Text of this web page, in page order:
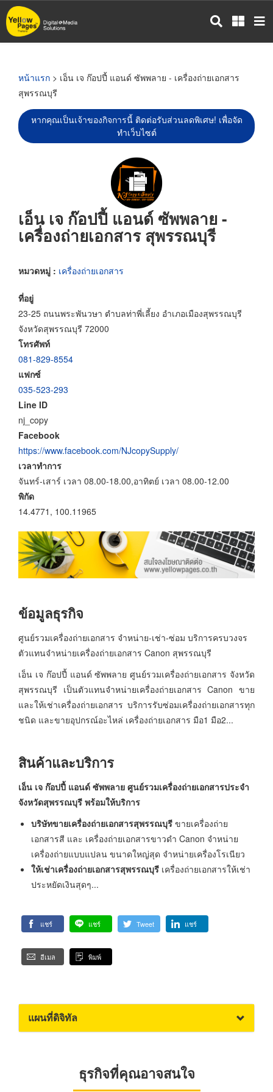
ข้าม
ไป
หน้าแรก > เอ็น เจ ก๊อปปี้ แอนด์ ซัพพลาย - เครื่องถ่ายเอกสาร
สุพรรณบุรี
หากคุณเป็นเจ้าของกิจการนี้ ติดต่อรับส่วนลดพิเศษ! เพื่อจัด
ทำเว็บไซต์
เอ็น เจ ก๊อปปี้ แอนด์ ซัพพลาย -
เครื่องถ่ายเอกสาร สุพรรณบุรี
หมวดหมู่ : เครื่องถ่ายเอกสาร
ที่อยู่
23-25 ถนนพระพันวษา ตำบลท่าพี่เลี้ยง อำเภอเมืองสุพรรณบุรี
จังหวัดสุพรรณบุรี 72000
โทรศัพท์
081-829-8554
แฟกซ์
035-523-293
Line ID
nj_copy
Facebook
https://www.facebook.com/NJcopySupply/
เวลาทำการ
จันทร์-เสาร์ เวลา 08.00-18.00,อาทิตย์ เวลา 08.00-12.00
พิกัด
14.4771, 100.11965
ข้อมูลธุรกิจ
ศูนย์รวมเครื่องถ่ายเอกสาร จำหน่าย-เช่า-ซ่อม บริการครบวงจร
ตัวแทนจำหน่ายเครื่องถ่ายเอกสาร Canon สุพรรณบุรี
เอ็น เจ ก๊อปปี้ แอนด์ ซัพพลาย ศูนย์รวมเครื่องถ่ายเอกสาร จังหวัด
สุพรรณบุรี เป็นตัวแทนจำหน่ายเครื่องถ่ายเอกสาร Canon ขาย
และให้เช่าเครื่องถ่ายเอกสาร บริการรับซ่อมเครื่องถ่ายเอกสารทุก
ชนิด และขายอุปกรณ์อะไหล่ เครื่องถ่ายเอกสาร มือ1 มือ2...
สินค้าและบริการ
เอ็น เจ ก๊อปปี้ แอนด์ ซัพพลาย ศูนย์รวมเครื่องถ่ายเอกสารประจำ
จังหวัดสุพรรณบุรี พร้อมให้บริการ
บริษัทขายเครื่องถ่ายเอกสารสุพรรณบุรี ขายเครื่องถ่าย
เอกสารสี และ เครื่องถ่ายเอกสารขาวดำ Canon จำหน่าย
เครื่องถ่ายแบบแปลน ขนาดใหญ่สุด จำหน่ายเครื่องโรเนียว
ให้เช่าเครื่องถ่ายเอกสารสุพรรณบุรี เครื่องถ่ายเอกสารให้เช่า
ประหยัดเงินสุดๆ...
แชร์ แชร์ Tweet แชร์
อีเมล พิมพ์
แผนที่ดิจิทัล
ธุรกิจที่คุณอาจสนใจ